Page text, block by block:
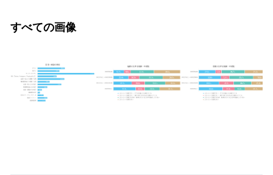
すべての画像